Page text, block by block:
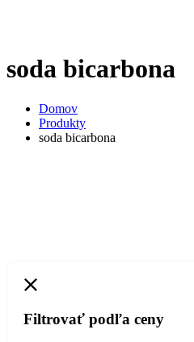
soda bicarbona
Domov
Produkty
soda bicarbona
Filtrovať podľa ceny